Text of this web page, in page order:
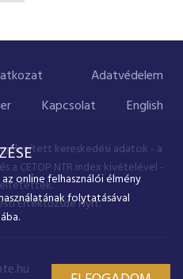
Adatvédelem
Kapcsolat English
kereskedési adatok - a
a CETOP NTR index kivételével -
Értéktőzsde Nyrt.
online felhasználói élmény
folytatásával